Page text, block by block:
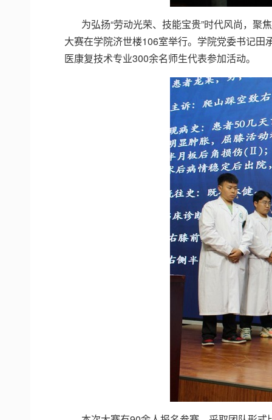
为弘扬“劳动光荣、技能宝贵”时代风尚，聚
大赛在学院济世楼106室举行。学院党委书记
医康复技术专业300余名师生代表参加活动。